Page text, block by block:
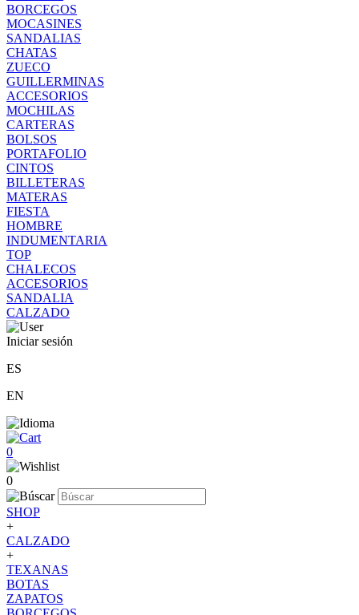
BORCEGOS
MOCASINES
SANDALIAS
CHATAS
ZUECO
GUILLERMINAS
ACCESORIOS
MOCHILAS
CARTERAS
BOLSOS
PORTAFOLIO
CINTOS
BILLETERAS
MATERAS
FIESTA
HOMBRE
INDUMENTARIA
TOP
CHALECOS
ACCESORIOS
SANDALIA
CALZADO
Iniciar sesión
ES
EN
0
0
SHOP
+
CALZADO
+
TEXANAS
BOTAS
ZAPATOS